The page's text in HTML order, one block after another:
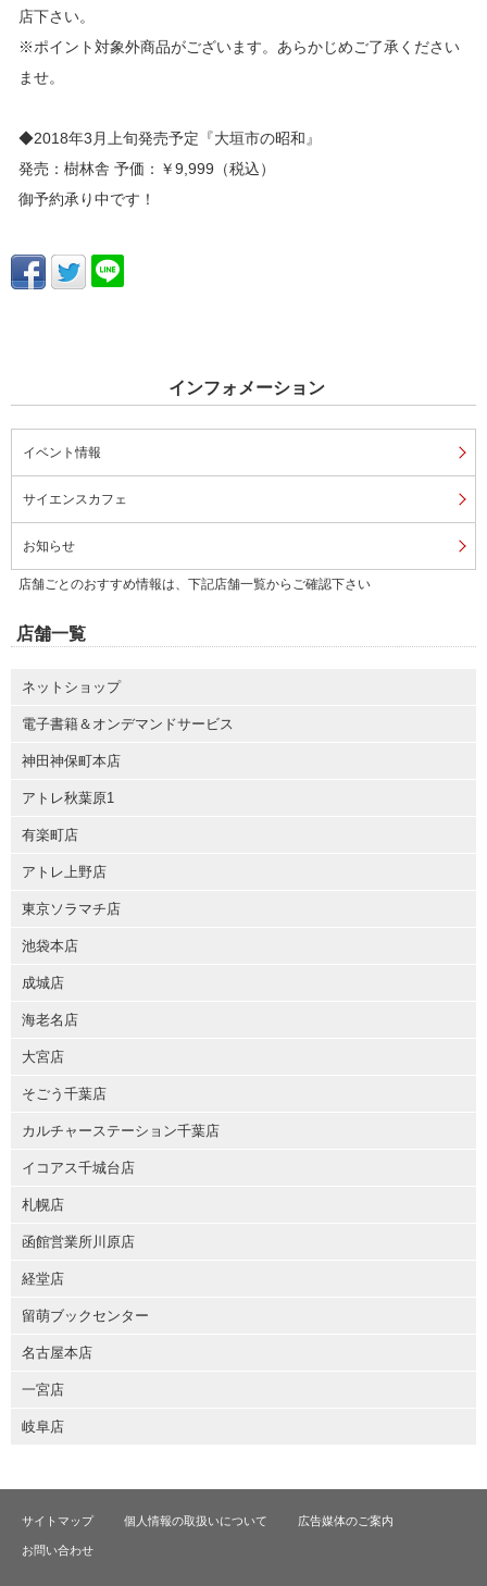
店下さい。
※ポイント対象外商品がございます。あらかじめご了承ください
ませ。
◆2018年3月上旬発売予定『大垣市の昭和』
発売：樹林舎 予価：￥9,999（税込）
御予約承り中です！
インフォメーション
イベント情報
サイエンスカフェ
お知らせ
店舗ごとのおすすめ情報は、下記店舗一覧からご確認下さい
店舗一覧
ネットショップ
電子書籍＆オンデマンドサービス
神田神保町本店
アトレ秋葉原1
有楽町店
アトレ上野店
東京ソラマチ店
池袋本店
成城店
海老名店
大宮店
そごう千葉店
カルチャーステーション千葉店
イコアス千城台店
札幌店
函館営業所川原店
経堂店
留萌ブックセンター
名古屋本店
一宮店
岐阜店
サイトマップ 個人情報の取扱いについて 広告媒体のご案内
お問い合わせ